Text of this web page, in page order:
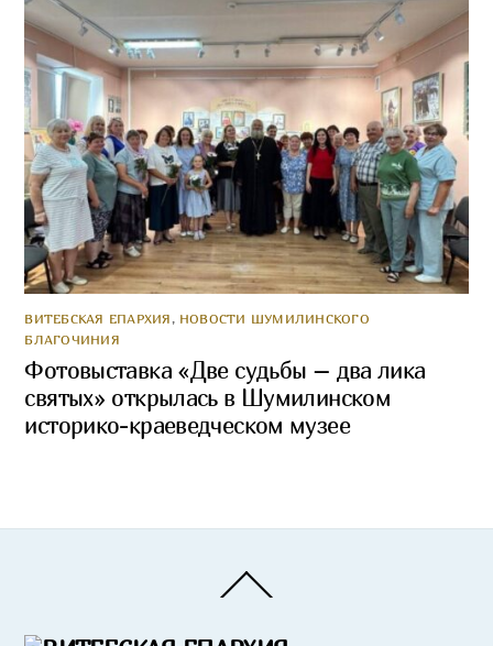
ВИТЕБСКАЯ ЕПАРХИЯ, НОВОСТИ ШУМИЛИНСКОГО
БЛАГОЧИНИЯ
Фотовыставка «Две судьбы – два лика
святых» открылась в Шумилинском
историко-краеведческом музее
To